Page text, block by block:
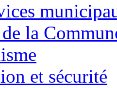
la
et sécurité